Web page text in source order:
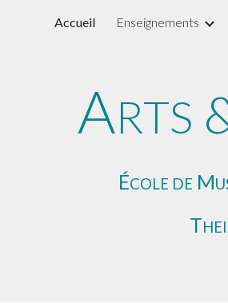
Skip to
Accueil Enseignements
ARTS
ÉCOLE DE M
T